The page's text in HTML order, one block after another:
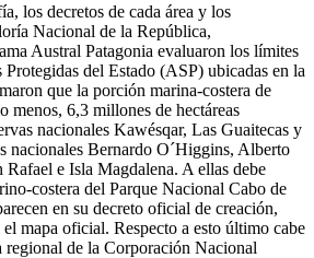
los decretos de cada área y los
Nacional de la República,
Austral Patagonia evaluaron los límites
del Estado (ASP) ubicadas en la
que la porción marina-costera de
menos, 6,3 millones de hectáreas
nacionales Kawésqar, Las Guaitecas y
nacionales Bernardo O´Higgins, Alberto
e Isla Magdalena. A ellas debe
costera del Parque Nacional Cabo de
en su decreto oficial de creación,
mapa oficial. Respecto a esto último cabe
de la Corporación Nacional